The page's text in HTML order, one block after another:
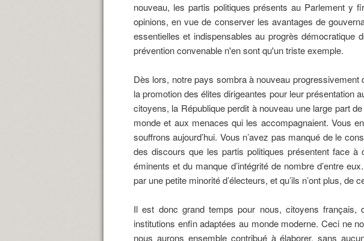
nouveau, les partis politiques présents au Parlement y
opinions, en vue de conserver les avantages de
essentielles et indispensables au progrès démocratique
prévention convenable n'en sont qu'un triste exemple.
Dès lors, notre pays sombra à nouveau
la promotion des élites dirigeantes pour leur présentation
citoyens, la République perdit à nouveau une large part
monde et aux menaces qui les accompagnaient. Vous
souffrons aujourd’hui. Vous n’avez pas manqué de le
des discours que les partis politiques présentent face
éminents et du manque d’intégrité de nombre d’entre
par une petite minorité d’électeurs, et qu’ils n’ont plus, de
Il est donc grand temps pour nous, citoyens
institutions enfin adaptées au monde moderne. Ceci ne
nous aurons ensemble contribué à élaborer, sans